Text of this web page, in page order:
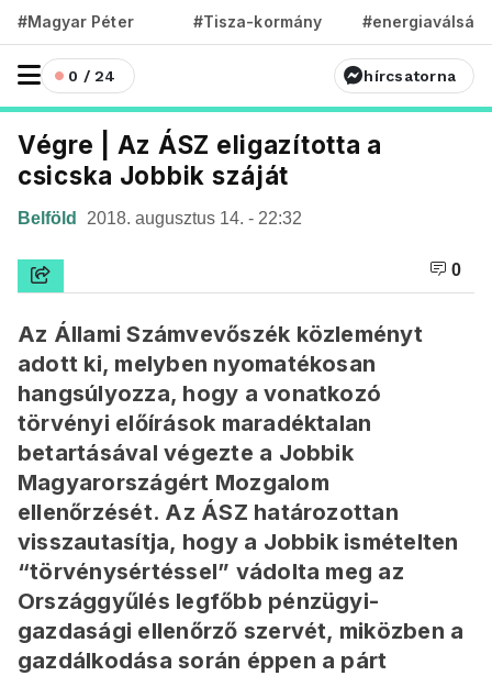
#Magyar Péter #Tisza-kormány #energiaválság
0 / 24 hírcsatorna
Végre | Az ÁSZ eligazította a
csicska Jobbik száját
Belföld 2018. augusztus 14. - 22:32
0
Az Állami Számvevőszék közleményt
adott ki, melyben nyomatékosan
hangsúlyozza, hogy a vonatkozó
törvényi előírások maradéktalan
betartásával végezte a Jobbik
Magyarországért Mozgalom
ellenőrzését. Az ÁSZ határozottan
visszautasítja, hogy a Jobbik ismételten
“törvénysértéssel” vádolta meg az
Országgyűlés legfőbb pénzügyi-
gazdasági ellenőrző szervét, miközben a
gazdálkodása során éppen a párt